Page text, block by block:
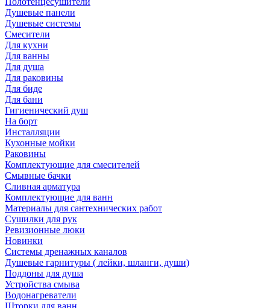
Душевые панели
Душевые системы
Смесители
Для кухни
Для ванны
Для душа
Для раковины
Для биде
Для бани
Гигиенический душ
На борт
Инсталляции
Кухонные мойки
Раковины
Комплектующие для смесителей
Смывные бачки
Сливная арматура
Комплектующие для ванн
Материалы для сантехнических работ
Сушилки для рук
Ревизионные люки
Новинки
Системы дренажных каналов
Душевые гарнитуры ( лейки, шланги, души)
Поддоны для душа
Устройства смыва
Водонагреватели
Шторки для ванн